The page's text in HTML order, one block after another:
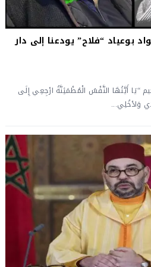
“فلاح” يودعنا إلى دار
“يَا أَيَّتُهَا النَّفْسُ الْمُطْمَئِنَّةُ ارْجِعِي إِلَى
وَادْخُلِي...